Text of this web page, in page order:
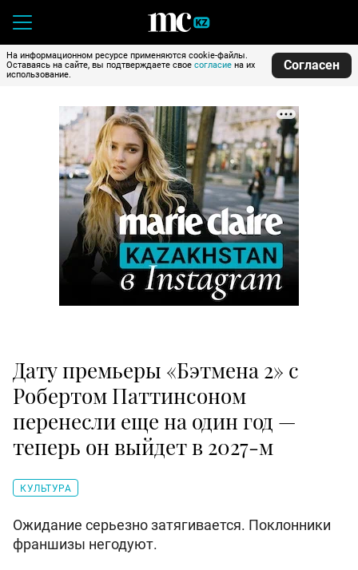
На информационном ресурсе применяются cookie-файлы.
Оставаясь на сайте, вы подтверждаете свое согласие на их
использование.
Согласен
Дату премьеры «Бэтмена 2» с
Робертом Паттинсоном
перенесли еще на один год —
теперь он выйдет в 2027-м
КУЛЬТУРА
Ожидание серьезно затягивается. Поклонники
франшизы негодуют.